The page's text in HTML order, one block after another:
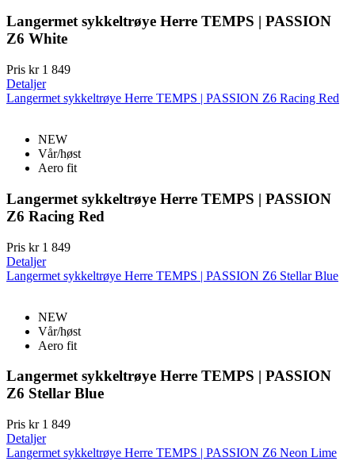
Langermet sykkeltrøye Herre TEMPS | PASSION
Z6 White
Pris kr 1 849
Detaljer
Langermet sykkeltrøye Herre TEMPS | PASSION Z6 Racing Red
NEW
Vår/høst
Aero fit
Langermet sykkeltrøye Herre TEMPS | PASSION
Z6 Racing Red
Pris kr 1 849
Detaljer
Langermet sykkeltrøye Herre TEMPS | PASSION Z6 Stellar Blue
NEW
Vår/høst
Aero fit
Langermet sykkeltrøye Herre TEMPS | PASSION
Z6 Stellar Blue
Pris kr 1 849
Detaljer
Langermet sykkeltrøye Herre TEMPS | PASSION Z6 Neon Lime